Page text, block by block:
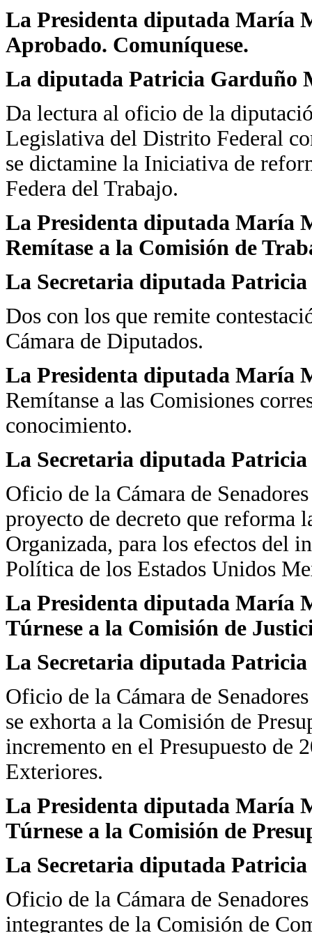
La Presidenta diputada María
Aprobado. Comuníquese.
La diputada Patricia Garduño
Da lectura al oficio de la
Legislativa del Distrito Federal
se dictamine la Iniciativa de
Federa del Trabajo.
La Presidenta diputada María
Remítase a la Comisión de
La Secretaria diputada
Dos con los que remite
Cámara de Diputados.
La Presidenta diputada María
Remítanse a las Comisiones
conocimiento.
La Secretaria diputada
Oficio de la Cámara de
proyecto de decreto que reforma
Organizada, para los efectos del
Política de los Estados Unidos
La Presidenta diputada María
Túrnese a la Comisión de
La Secretaria diputada
Oficio de la Cámara de
se exhorta a la Comisión de
incremento en el Presupuesto de
Exteriores.
La Presidenta diputada María
Túrnese a la Comisión de
La Secretaria diputada
Oficio de la Cámara de
integrantes de la Comisión de